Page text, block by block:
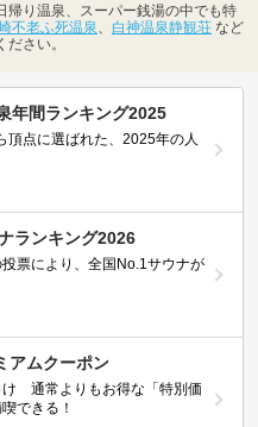
帰り温泉、スーパー銭湯の中でも特
不老ふ死温泉 白神温泉静観荘 など
さい。
年間ランキング2025
頂点に選ばれた、2025年の人
ランキング2026
票により、全国No.1サウナが
アムクーポン
け 通常よりもお得な「特別価
できる！